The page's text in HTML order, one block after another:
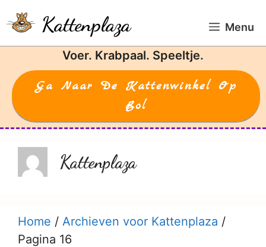
naar
de
Kattenplaza Menu
Voer. Krabpaal. Speeltje.
Ga Naar De Kattenwinkel Op
Bol
Kattenplaza
Home / Archieven voor Kattenplaza /
Pagina 16